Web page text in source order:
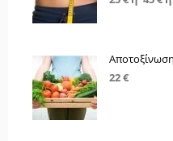
Αποτοξίνωση
22 €